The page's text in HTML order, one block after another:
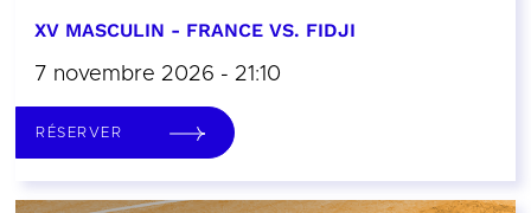
XV MASCULIN - FRANCE VS. FIDJI
7 novembre 2026 - 21:10
RÉSERVER